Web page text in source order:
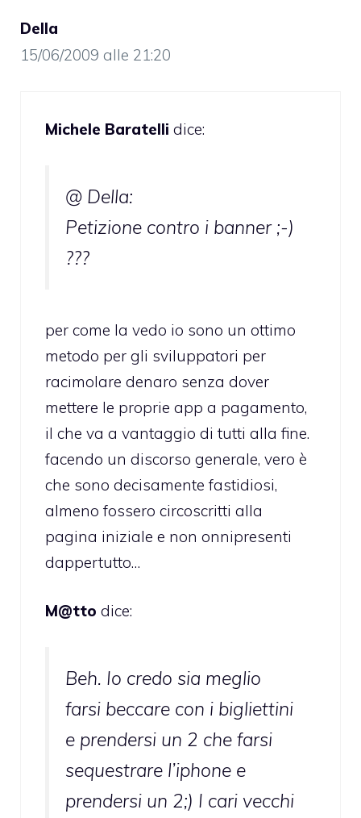
Della
15/06/2009 alle 21:20
Michele Baratelli dice:
@ Della:
Petizione contro i banner ;-)
???
per come la vedo io sono un ottimo
metodo per gli sviluppatori per
racimolare denaro senza dover
mettere le proprie app a pagamento,
il che va a vantaggio di tutti alla fine.
facendo un discorso generale, vero è
che sono decisamente fastidiosi,
almeno fossero circoscritti alla
pagina iniziale e non onnipresenti
dappertutto…
M@tto dice:
Beh. Io credo sia meglio
farsi beccare con i bigliettini
e prendersi un 2 che farsi
sequestrare l’iphone e
prendersi un 2;) I cari vecchi